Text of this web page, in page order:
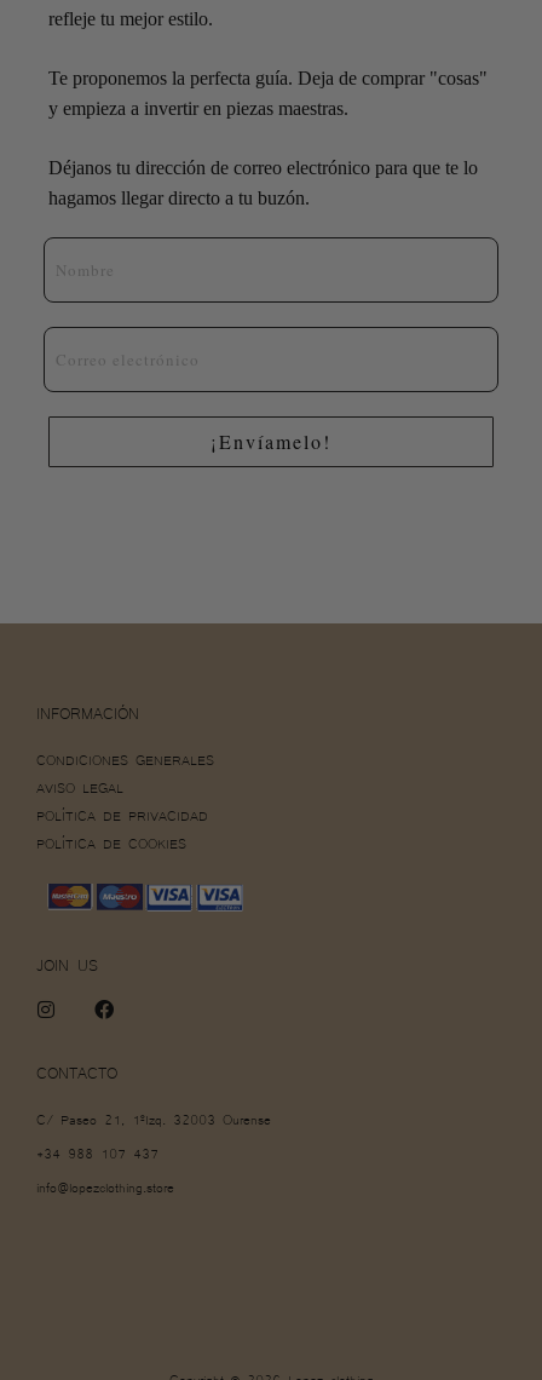
refleje tu mejor estilo.
Te proponemos la perfecta guía. Deja de comprar "cosas"
y empieza a invertir en piezas maestras.
Déjanos tu dirección de correo electrónico para que te lo
hagamos llegar directo a tu buzón.
Nombre
Email
¡Envíamelo!
INFORMACIÓN
CONDICIONES GENERALES
AVISO LEGAL
POLÍTICA DE PRIVACIDAD
POLÍTICA DE COOKIES
JOIN US
I
t
r
a
m
F
e
o
CONTACTO
C/ Paseo 21, 1ºIzq. 32003 Ourense
+34 988 107 437
info@lopezclothing.store